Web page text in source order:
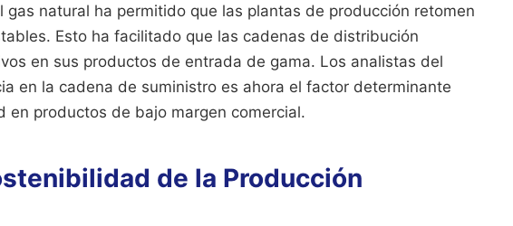
natural ha permitido que las plantas de producción retomen
Esto ha facilitado que las cadenas de distribución
en sus productos de entrada de gama. Los analistas del
en la cadena de suministro es ahora el factor determinante
en productos de bajo margen comercial.
de la Producción